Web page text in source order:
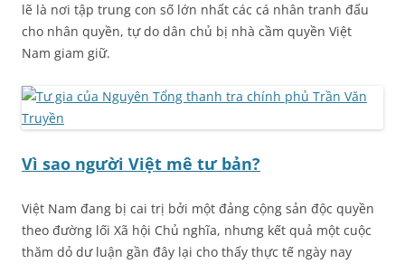
lẽ là nơi tập trung con số lớn nhất các cá nhân tranh đấu
cho nhân quyền, tự do dân chủ bị nhà cầm quyền Việt
Nam giam giữ.
Vì sao người Việt mê tư bản?
Việt Nam đang bị cai trị bởi một đảng cộng sản độc quyền
theo đường lối Xã hội Chủ nghĩa, nhưng kết quả một cuộc
thăm dỏ dư luận gần đây lại cho thấy thực tế ngày nay